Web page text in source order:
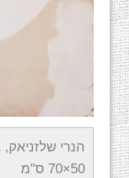
50×70 ס"מ